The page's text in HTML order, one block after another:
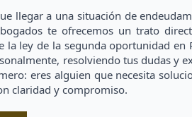
llegar a una situación de
te ofrecemos un trato
la ley de la segunda oportunidad en
resolviendo tus dudas y
eres alguien que necesita
claridad y compromiso.